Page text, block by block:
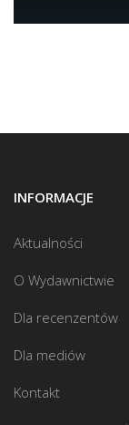
INFORMACJE
Aktualności
O Wydawnictwie
Dla recenzentów
Dla mediów
Kontakt